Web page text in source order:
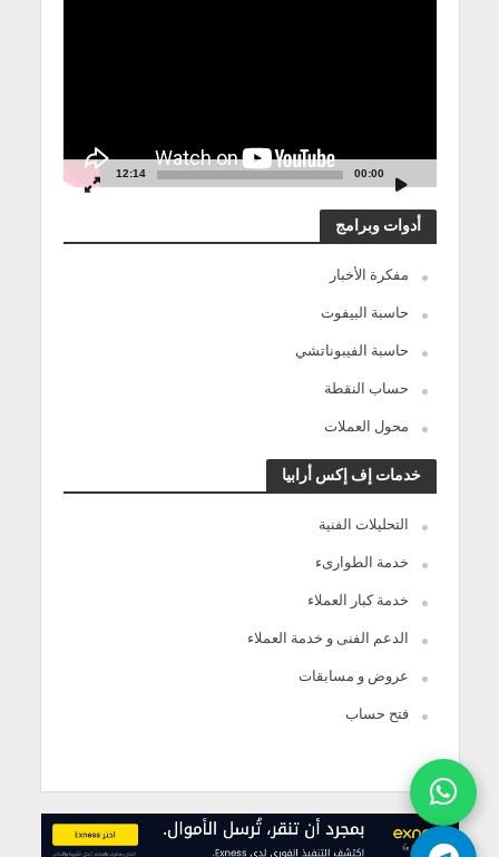
00:00
12:14
أدوات وبرامج
مفكرة الأخبار
حاسبة البيفوت
حاسبة الفيبوناتشي
حساب النقطة
محول العملات
خدمات إف إكس أرابيا
التحليلات الفنية
خدمة الطوارىء
خدمة كبار العملاء
الدعم الفنى و خدمة العملاء
عروض و مسابقات
فتح حساب